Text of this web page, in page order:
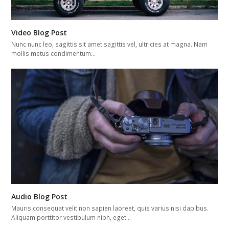
Video Blog Post
Nunc nunc leo, sagittis sit amet sagittis vel, ultricies at magna. Nam
mollis metus condimentum…
Audio Blog Post
Mauris consequat velit non sapien laoreet, quis varius nisi dapibus.
Aliquam porttitor vestibulum nibh, eget…